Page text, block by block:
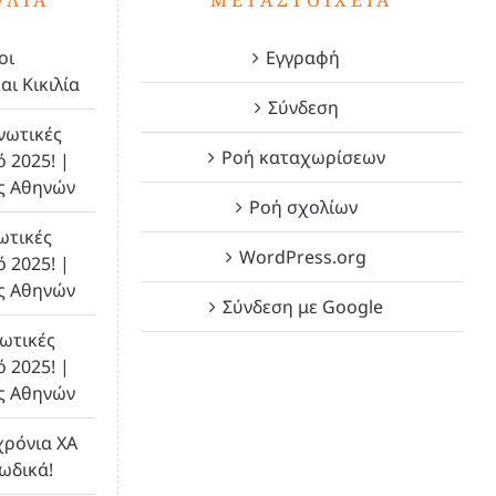
Κικιλία
2025! |
Αθηνών
2025! |
Αθηνών
2025! |
Αθηνών
ΧΑ
Εγγραφή
Σύνδεση
Ροή καταχωρίσεων
Ροή σχολίων
WordPress.org
Σύνδεση με Google